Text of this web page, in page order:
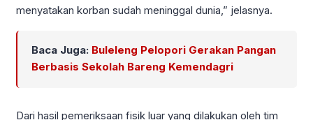
menyatakan korban sudah meninggal dunia,” jelasnya.
Baca Juga: Buleleng Pelopori Gerakan Pangan
Berbasis Sekolah Bareng Kemendagri
Dari hasil pemeriksaan fisik luar yang dilakukan oleh tim